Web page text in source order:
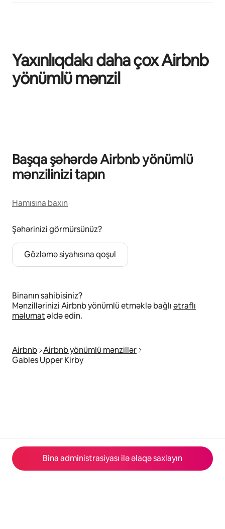
Bina administrasiyası ilə əlaqə saxlayın
Yaxınlıqdakı daha çox Airbnb
yönümlü mənzil
Başqa şəhərdə Airbnb yönümlü
mənzilinizi tapın
Hamısına baxın
Şəhərinizi görmürsünüz?
Gözləmə siyahısına qoşul
Binanın sahibisiniz?
Mənzillərinizi Airbnb yönümlü etməklə bağlıətraflı
məlumatəldə edin.
Airbnb Airbnb yönümlü mənzillər
Gables Upper Kirby